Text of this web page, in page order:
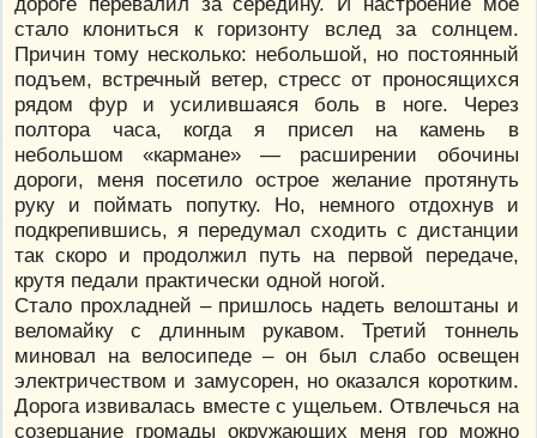
стало клониться к горизонту вслед за солнцем.
Причин тому несколько: небольшой, но постоянный
подъем, встречный ветер, стресс от проносящихся
рядом фур и усилившаяся боль в ноге. Через
полтора часа, когда я присел на камень в
небольшом «кармане» — расширении обочины
дороги, меня посетило острое желание протянуть
руку и поймать попутку. Но, немного отдохнув и
подкрепившись, я передумал сходить с дистанции
так скоро и продолжил путь на первой передаче,
крутя педали практически одной ногой.
Стало прохладней – пришлось надеть велоштаны и
веломайку с длинным рукавом. Третий тоннель
миновал на велосипеде – он был слабо освещен
электричеством и замусорен, но оказался коротким.
Дорога извивалась вместе с ущельем. Отвлечься на
созерцание громады окружающих меня гор можно